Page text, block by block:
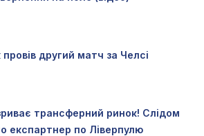
другий матч за Челсі
трансферний ринок! Слідом
експартнер по Ліверпулю